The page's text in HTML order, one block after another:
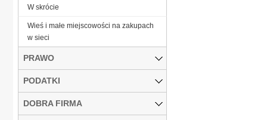
W skrócie
Wieś i małe miejscowości na zakupach
w sieci
PRAWO
PODATKI
DOBRA FIRMA